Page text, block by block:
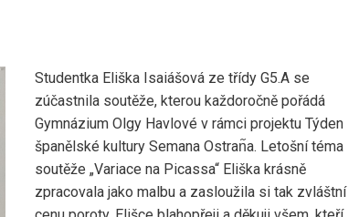
Studentka Eliška Isaiášová ze třídy G5.A se
zúčastnila soutěže, kterou každoročně pořádá
Gymnázium Olgy Havlové v rámci projektu Týden
španělské kultury Semana Ostran᷉a. Letošní téma
soutěže „Variace na Picassa“ Eliška krásně
zpracovala jako malbu a zasloužila si tak zvláštní